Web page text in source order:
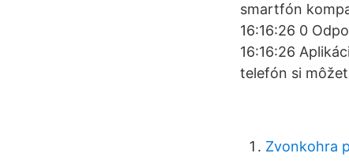
smartfón
16:16:26 0
16:16:26
telefón si
Zvonkohra